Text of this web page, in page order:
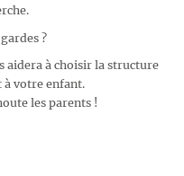
?
aidera à choisir la structure
à votre enfant.
les parents !